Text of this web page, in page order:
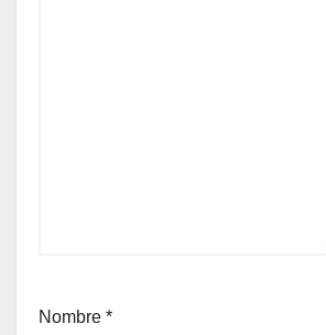
Nombre *